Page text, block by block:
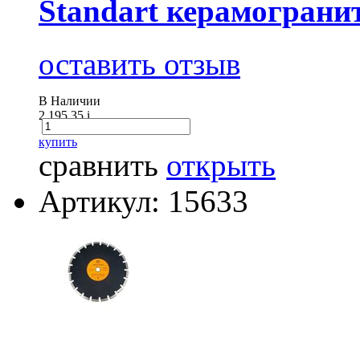
Standart
оставить отзыв
В Наличии
2 195.35i
купить
сравнить открыть
Артикул: 15633